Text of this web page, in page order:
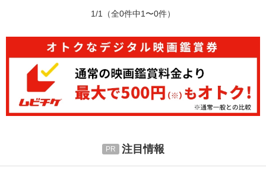
1/1 （全0件中1〜0件）
注目情報